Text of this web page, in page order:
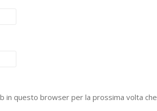
in questo browser per la prossima volta